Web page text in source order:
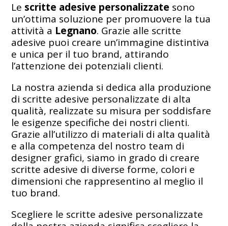
Le scritte adesive personalizzate sono
un’ottima soluzione per promuovere la tua
attività a Legnano. Grazie alle scritte
adesive puoi creare un’immagine distintiva
e unica per il tuo brand, attirando
l’attenzione dei potenziali clienti.
La nostra azienda si dedica alla produzione
di scritte adesive personalizzate di alta
qualità, realizzate su misura per soddisfare
le esigenze specifiche dei nostri clienti.
Grazie all’utilizzo di materiali di alta qualità
e alla competenza del nostro team di
designer grafici, siamo in grado di creare
scritte adesive di diverse forme, colori e
dimensioni che rappresentino al meglio il
tuo brand.
Scegliere le scritte adesive personalizzate